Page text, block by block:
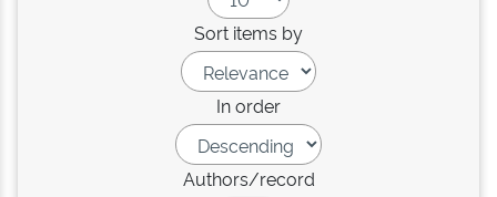
Sort items by
In order
Authors/record